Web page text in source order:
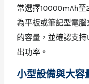
常選擇10000mAh
為平板或筆記型電
的容量，並確認支持
出功率。
小型設備與大容